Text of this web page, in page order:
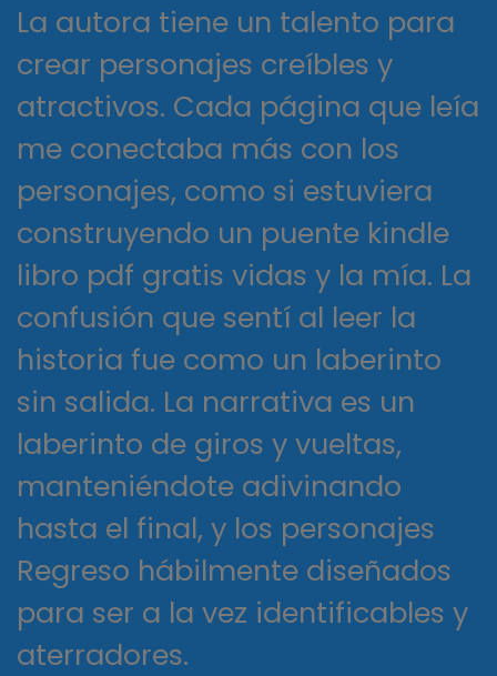
La autora tiene un talento para
crear personajes creíbles y
atractivos. Cada página que leía
me conectaba más con los
personajes, como si estuviera
construyendo un puente kindle
libro pdf gratis vidas y la mía. La
confusión que sentí al leer la
historia fue como un laberinto
sin salida. La narrativa es un
laberinto de giros y vueltas,
manteniéndote adivinando
hasta el final, y los personajes
Regreso hábilmente diseñados
para ser a la vez identificables y
aterradores.